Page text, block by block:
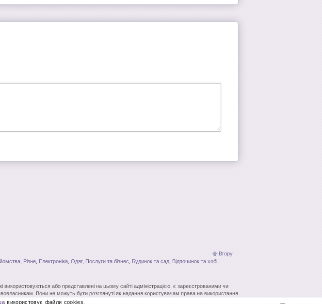
Вгору
Різне Електроніка Одяг, Послуги та бізнес Будинок та сад Відпочинок та хобі
використовуються або представлені на цьому сайті адміністрацією, є зареєстрованими чи
Вони не можуть бути розглянуті як надання користувачам права на використання
матеріалів без відкритого для пошукових систем гіперпосилання джерело заборонено.
використовує файли cookies.